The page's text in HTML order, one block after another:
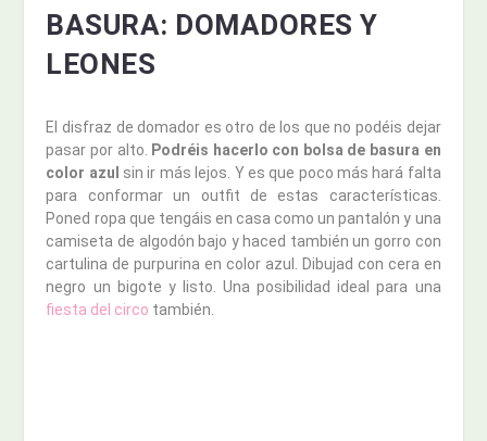
BASURA: DOMADORES Y
LEONES
El disfraz de domador es otro de los que no podéis dejar
pasar por alto. Podréis hacerlo con bolsa de basura en
color azul sin ir más lejos. Y es que poco más hará falta
para conformar un outfit de estas características.
Poned ropa que tengáis en casa como un pantalón y una
camiseta de algodón bajo y haced también un gorro con
cartulina de purpurina en color azul. Dibujad con cera en
negro un bigote y listo. Una posibilidad ideal para una
fiesta del circo también.